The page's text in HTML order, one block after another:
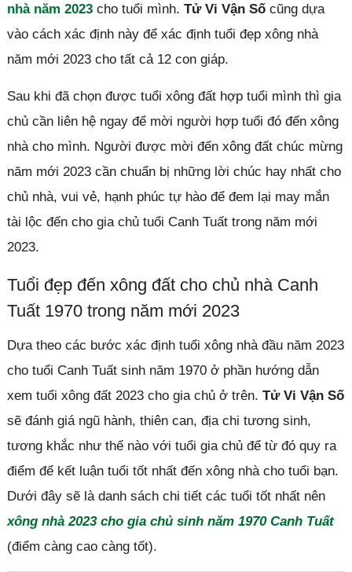
nhà năm 2023cho tuổi mình. Tử Vi Vận Sốcũng dựa
vào cách xác định này để xác định tuổi đẹp xông nhà
năm mới 2023 cho tất cả 12 con giáp.
Sau khi đã chọn được tuổi xông đất hợp tuổi mình thì gia
chủ cần liên hệ ngay để mời người hợp tuổi đó đến xông
nhà cho mình. Người được mời đến xông đất chúc mừng
năm mới 2023 cần chuẩn bị những lời chúc hay nhất cho
chủ nhà, vui vẻ, hạnh phúc tự hào để đem lại may mắn
tài lộc đến cho gia chủ tuổi Canh Tuất trong năm mới
2023.
Tuổi đẹp đến xông đất cho chủ nhà Canh
Tuất 1970 trong năm mới 2023
Dựa theo các bước xác định tuổi xông nhà đầu năm 2023
cho tuổi Canh Tuất sinh năm 1970 ở phần hướng dẫn
xem tuổi xông đất 2023 cho gia chủ ở trên. Tử Vi Vận Số
sẽ đánh giá ngũ hành, thiên can, địa chi tương sinh,
tương khắc như thế nào với tuổi gia chủ để từ đó quy ra
điểm để kết luận tuổi tốt nhất đến xông nhà cho tuổi bạn.
Dưới đây sẽ là danh sách chi tiết các tuổi tốt nhất nên
xông nhà 2023 cho gia chủ sinh năm 1970 Canh Tuất
(điểm càng cao càng tốt).